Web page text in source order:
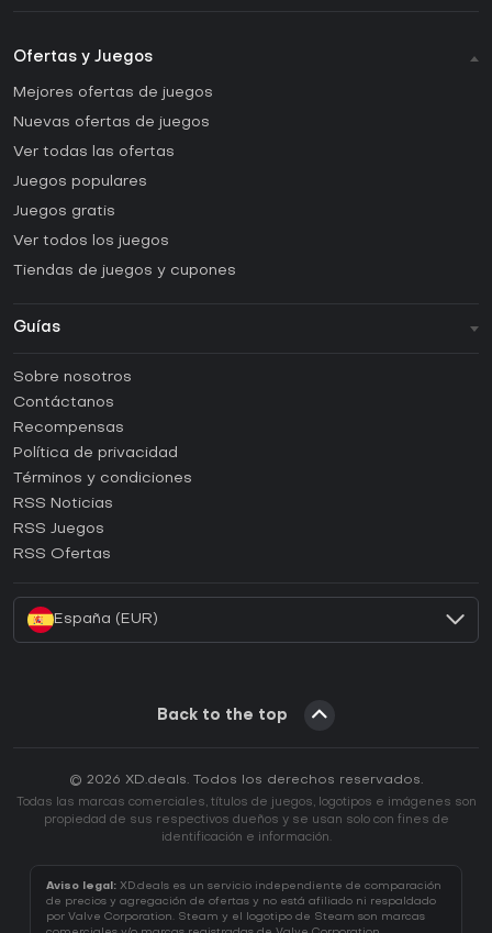
Ofertas y Juegos
Mejores ofertas de juegos
Nuevas ofertas de juegos
Ver todas las ofertas
Juegos populares
Juegos gratis
Ver todos los juegos
Tiendas de juegos y cupones
Guías
Guías y tutoriales
¿Cómo activar una CD Key de Steam?
¿Cómo activar una CD Key de Epic Games?
¿Cómo activar una CD Key de GOG?
¿Cómo activar una CD Key de Ubisoft Connect?
Sobre nosotros
Contáctanos
Recompensas
Política de privacidad
Términos y condiciones
RSS Noticias
RSS Juegos
RSS Ofertas
España (EUR)
Back to the top
© 2026 XD.deals. Todos los derechos reservados.
Todas las marcas comerciales, títulos de juegos, logotipos e imágenes son
propiedad de sus respectivos dueños y se usan solo con fines de
identificación e información.
Aviso legal: XD.deals es un servicio independiente de comparación
de precios y agregación de ofertas y no está afiliado ni respaldado
por Valve Corporation. Steam y el logotipo de Steam son marcas